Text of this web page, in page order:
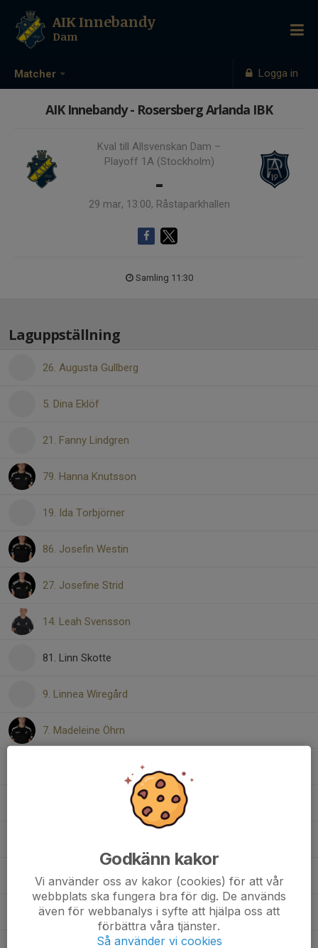
Matcher Logga in
AIK Innebandy
Dam
AIK Innebandy - Rosersberg Arlanda IBK
Kval till Allsvenskan Dam –
Playoff 1A (Stockholm)
-
29 mar, 13:00, Råstaparkhallen
Samling 11:30
Laguppställning
26. Augusta Gullberg
5. Dina Eklöf
21. Fanny Lindgren
79. Hanna Knutsson
19. Ida Torbjörner
86. Josefin Westin
27. Josefine Strid
14. Leah Svensson
81. Linn Skotte
9. Linnea Wiregård
7. Madeleine Öhrn
22. Rebecka Jansson
17. Selma Lönn
Godkänn kakor
Vi använder oss av kakor (cookies) för att vår
webbplats ska fungera bra för dig. De används
även för webbanalys i syfte att hjälpa oss att
förbättra våra tjänster.
Så använder vi cookies